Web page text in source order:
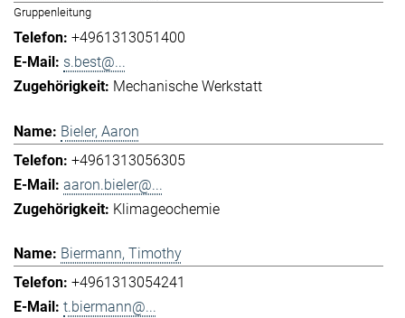
Gruppenleitung
+4961313051400
s.best@...
Mechanische Werkstatt
Bieler, Aaron
+4961313056305
aaron.bieler@...
Klimageochemie
Biermann, Timothy
+4961313054241
t.biermann@...